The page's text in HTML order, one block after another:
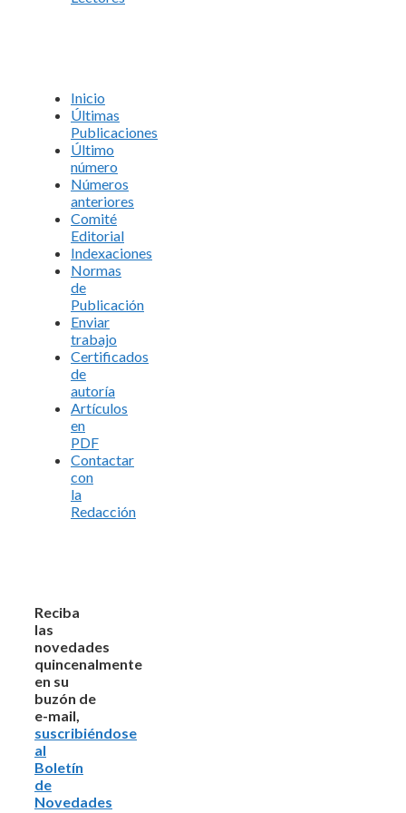
Inicio
Últimas
Publicaciones
Último
número
Números
anteriores
Comité
Editorial
Indexaciones
Normas
de
Publicación
Enviar
trabajo
Certificados
de
autoría
Artículos
en
PDF
Contactar
con
la
Redacción
Reciba
las
novedades
quincenalmente
en su
buzón de
e-mail,
suscribiéndose
al
Boletín
de
Novedades